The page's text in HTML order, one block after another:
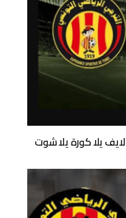
يلا كورة يلا شوت